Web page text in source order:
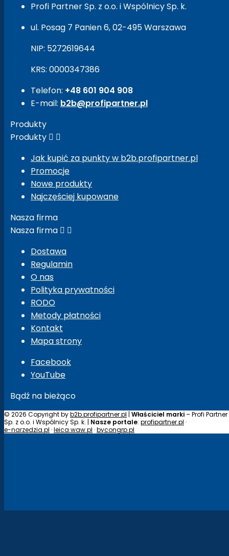
Profi Partner Sp. z o.o. i Wspólnicy Sp. k.
ul. Posag 7 Panien 6, 02-495 Warszawa
NIP: 5272619644
KRS: 0000347386
Telefon: +48 601 904 908
E-mail: b2b@profipartner.pl
Produkty
Produkty  
Jak kupić za punkty w b2b.profipartner.pl
Promocje
Nowe produkty
Najczęściej kupowane
Nasza firma
Nasza firma  
Dostawa
Regulamin
O nas
Polityka prywatności
RODO
Metody płatności
Kontakt
Mapa strony
Facebook
YouTube
Bądź na bieżąco
© 2026 Copyright byb2b.profipartner.pl | Właściciel marki– Profi Partner
Sp. z o.o. i Wspólnicy Sp. k. | Nasze portale: profipartner.pl ·
e-narzedzia.pl ·leica.waw.pl ·bycongrp.pl